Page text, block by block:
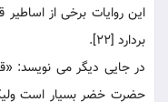
اين روايات برخى از
بردارد [22].
در جايى ديگر می نويسد:
حضرت خضر بسيار است